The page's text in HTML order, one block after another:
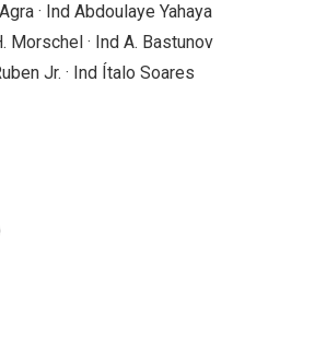
· Ind Abdoulaye Yahaya
Morschel · Ind A. Bastunov
Jr. · Ind Ítalo Soares